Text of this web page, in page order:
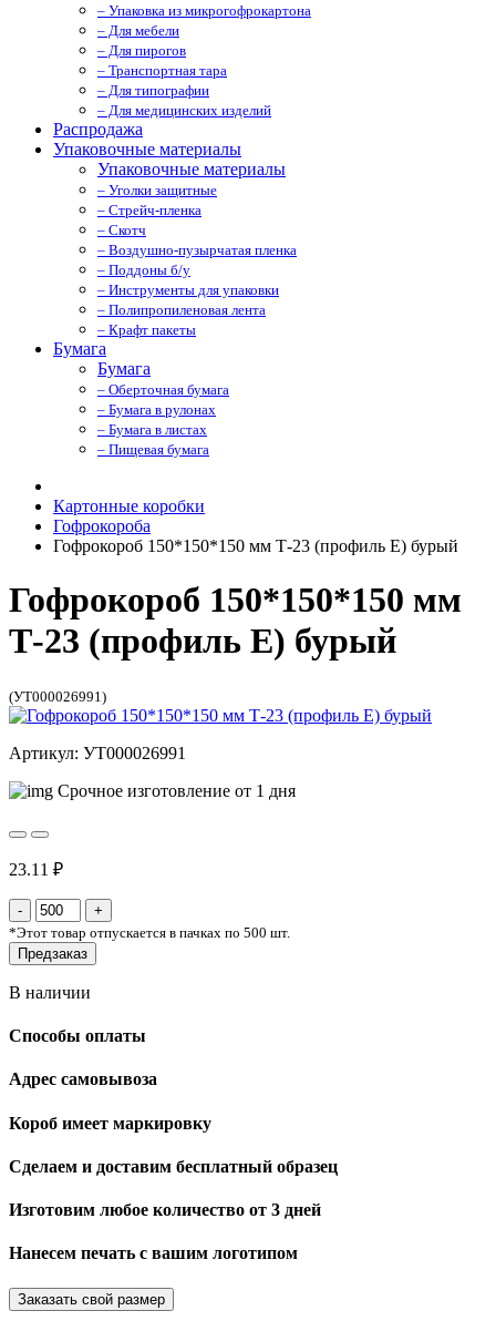
– Упаковка из микрогофрокартона
– Для мебели
– Для пирогов
– Транспортная тара
– Для типографии
– Для медицинских изделий
Распродажа
Упаковочные материалы
Упаковочные материалы
– Уголки защитные
– Стрейч-пленка
– Скотч
– Воздушно-пузырчатая пленка
– Поддоны б/у
– Инструменты для упаковки
– Полипропиленовая лента
– Крафт пакеты
Бумага
Бумага
– Оберточная бумага
– Бумага в рулонах
– Бумага в листах
– Пищевая бумага
Картонные коробки
Гофрокороба
Гофрокороб 150*150*150 мм Т-23 (профиль E) бурый
Гофрокороб 150*150*150 мм
Т-23 (профиль E) бурый
(УТ000026991)
Артикул: УТ000026991
Срочное изготовление от 1 дня
23.11 ₽
*Этот товар отпускается в пачках по 500 шт.
Предзаказ
В наличии
Способы оплаты
Адрес самовывоза
Короб имеет маркировку
Сделаем и доставим бесплатный образец
Изготовим любое количество от 3 дней
Нанесем печать с вашим логотипом
Заказать свой размер